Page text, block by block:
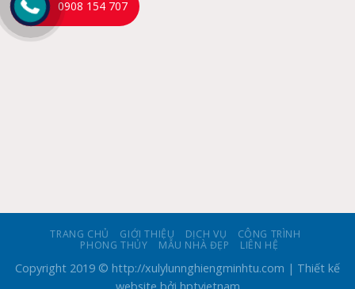
TRANG CHỦ GIỚI THIỆU DỊCH VỤ
CÔNG TRÌNH
PHONG THỦY
MẪU NHÀ ĐẸP LIÊN HỆ
Copyright 2019 © http://xulylunnghiengminhtu.com | Thiết kế
website bởi hptvietnam
0908 154 707